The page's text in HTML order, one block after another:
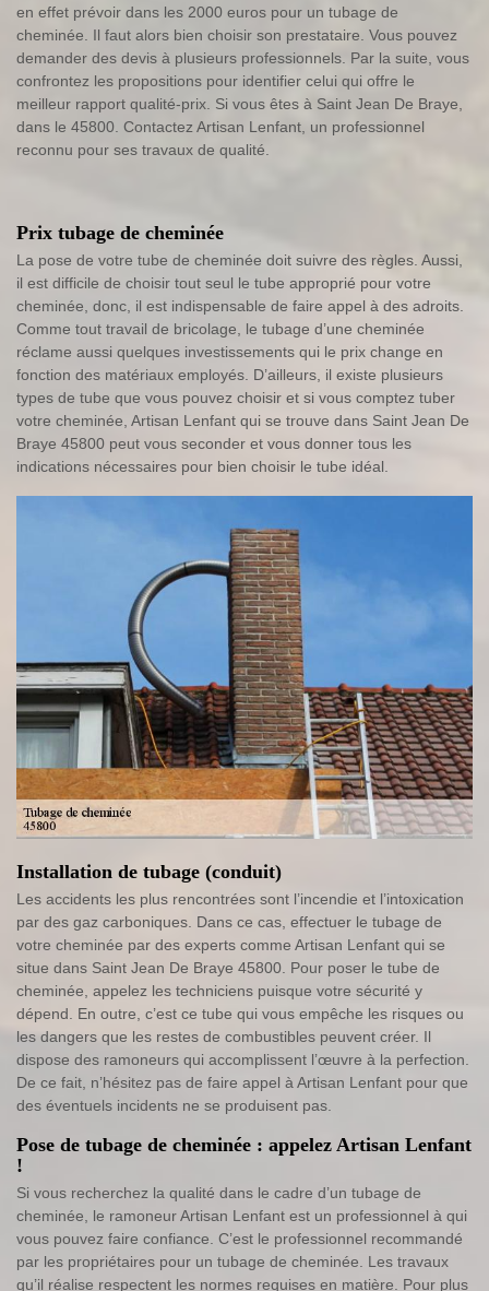
en effet prévoir dans les 2000 euros pour un tubage de
cheminée. Il faut alors bien choisir son prestataire. Vous pouvez
demander des devis à plusieurs professionnels. Par la suite, vous
confrontez les propositions pour identifier celui qui offre le
meilleur rapport qualité-prix. Si vous êtes à Saint Jean De Braye,
dans le 45800. Contactez Artisan Lenfant, un professionnel
reconnu pour ses travaux de qualité.
Prix tubage de cheminée
La pose de votre tube de cheminée doit suivre des règles. Aussi,
il est difficile de choisir tout seul le tube approprié pour votre
cheminée, donc, il est indispensable de faire appel à des adroits.
Comme tout travail de bricolage, le tubage d’une cheminée
réclame aussi quelques investissements qui le prix change en
fonction des matériaux employés. D’ailleurs, il existe plusieurs
types de tube que vous pouvez choisir et si vous comptez tuber
votre cheminée, Artisan Lenfant qui se trouve dans Saint Jean De
Braye 45800 peut vous seconder et vous donner tous les
indications nécessaires pour bien choisir le tube idéal.
Installation de tubage (conduit)
Les accidents les plus rencontrées sont l’incendie et l’intoxication
par des gaz carboniques. Dans ce cas, effectuer le tubage de
votre cheminée par des experts comme Artisan Lenfant qui se
situe dans Saint Jean De Braye 45800. Pour poser le tube de
cheminée, appelez les techniciens puisque votre sécurité y
dépend. En outre, c’est ce tube qui vous empêche les risques ou
les dangers que les restes de combustibles peuvent créer. Il
dispose des ramoneurs qui accomplissent l’œuvre à la perfection.
De ce fait, n’hésitez pas de faire appel à Artisan Lenfant pour que
des éventuels incidents ne se produisent pas.
Pose de tubage de cheminée : appelez Artisan Lenfant
!
Si vous recherchez la qualité dans le cadre d’un tubage de
cheminée, le ramoneur Artisan Lenfant est un professionnel à qui
vous pouvez faire confiance. C’est le professionnel recommandé
par les propriétaires pour un tubage de cheminée. Les travaux
qu’il réalise respectent les normes requises en matière. Pour plus